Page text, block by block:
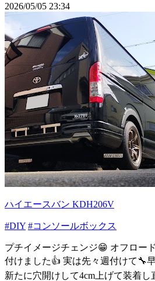
2026/05/05 23:34
ハイエースバン KDH206V
#DIY #コンソールボックス
プチイメージチェンジ😁 オフロー
付けました👍 実は先々週付けて🔧
新たに穴開けして4cm上げて装着し